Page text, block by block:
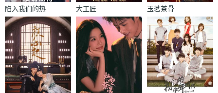
陷入我们的热
恋
大工匠 玉茗茶骨